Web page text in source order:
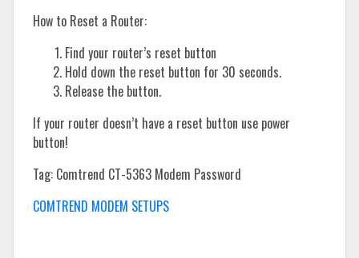
How to Reset a Router:
Find your router’s reset button
Hold down the reset button for 30 seconds.
Release the button.
If your router doesn’t have a reset button use power
button!
Tag: Comtrend CT-5363 Modem Password
COMTREND MODEM SETUPS